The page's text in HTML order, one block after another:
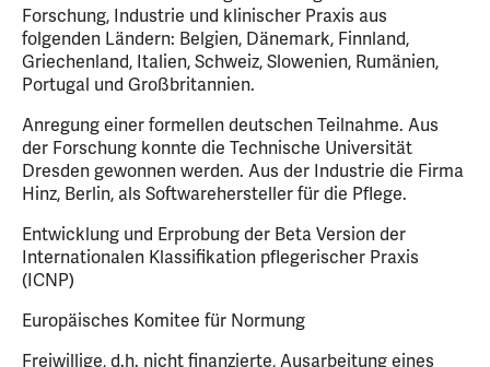
Forschung, Industrie und klinischer Praxis aus
folgenden Ländern: Belgien, Dänemark, Finnland,
Griechenland, Italien, Schweiz, Slowenien, Rumänien,
Portugal und Großbritannien.
Anregung einer formellen deutschen Teilnahme. Aus
der Forschung konnte die Technische Universität
Dresden gewonnen werden. Aus der Industrie die Firma
Hinz, Berlin, als Softwarehersteller für die Pflege.
Entwicklung und Erprobung der Beta Version der
Internationalen Klassifikation pflegerischer Praxis
(ICNP)
Europäisches Komitee für Normung
Freiwillige, d.h. nicht finanzierte, Ausarbeitung eines